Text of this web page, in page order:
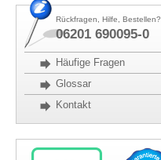
Rückfragen, Hilfe, Bestellen?
06201 690095-0
Häufige Fragen
Glossar
Kontakt